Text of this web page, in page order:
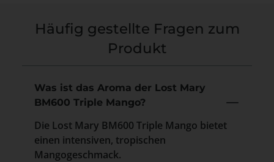
Häufig gestellte Fragen zum
Produkt
Was ist das Aroma der Lost Mary
BM600 Triple Mango?
Die Lost Mary BM600 Triple Mango bietet
einen intensiven, tropischen
Mangogeschmack.